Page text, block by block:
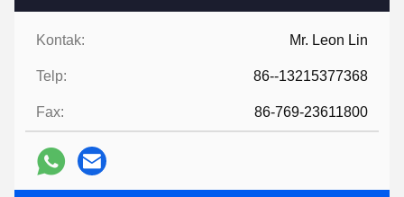
Kontak: Mr. Leon Lin
Telp: 86--13215377368
Fax: 86-769-23611800